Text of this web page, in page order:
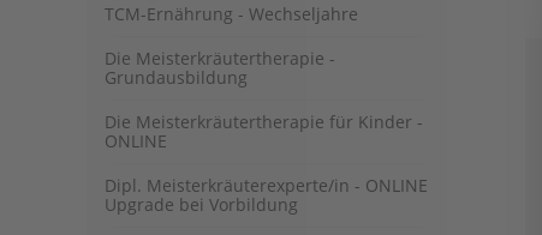
TCM-Ernährung - Wechseljahre
Die Meisterkräutertherapie -
Grundausbildung
Die Meisterkräutertherapie für Kinder -
ONLINE
Dipl. Meisterkräuterexperte/in - ONLINE
Upgrade bei Vorbildung